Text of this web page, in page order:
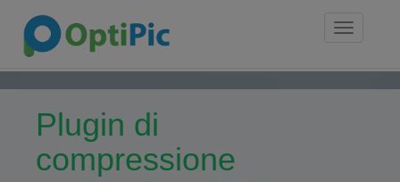
Toggle
Plugin di
compressione